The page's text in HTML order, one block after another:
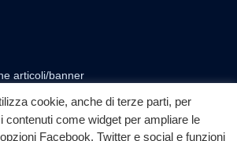
articoli/banner
cookie, anche di terze parti, per
contenuti come widget per ampliare le
Facebook, Twitter e social e funzioni